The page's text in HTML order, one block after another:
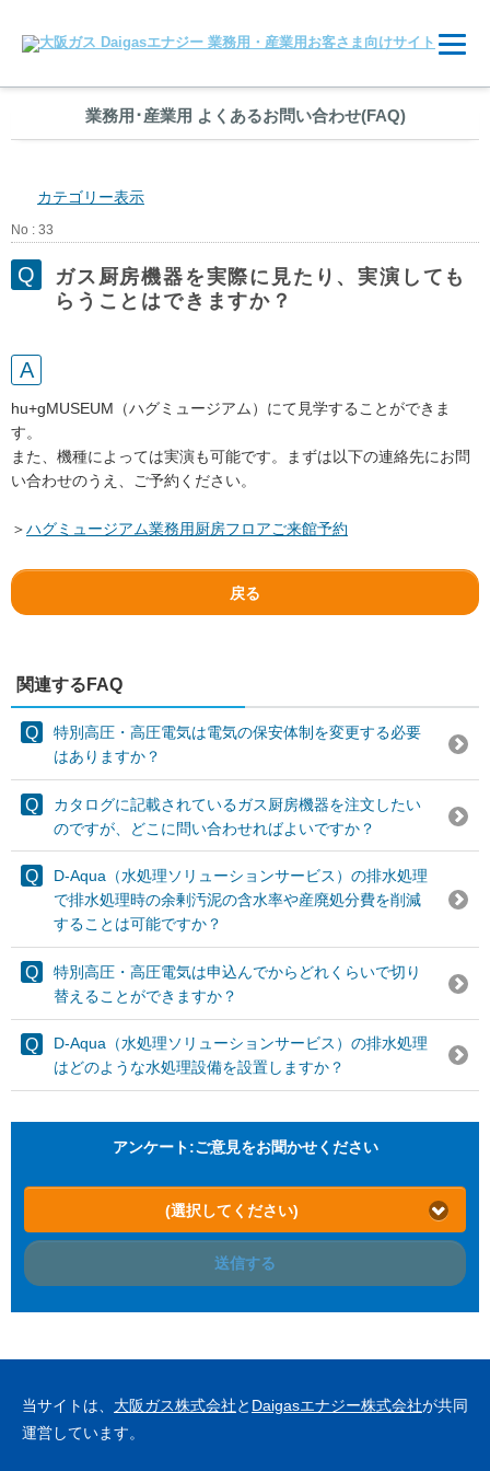
業務用 ･産業用 よくあるお問い合わせ(FAQ)
カテゴリー表示
No : 33
ガス厨房機器を実際に見たり、実演しても
らうことはできますか？
hu+gMUSEUM（ハグミュージアム）にて見学することができま
す。
また、機種によっては実演も可能です。まずは以下の連絡先にお問
い合わせのうえ、ご予約ください。
＞ハグミュージアム業務用厨房フロアご来館予約
戻る
関連するFAQ
特別高圧・高圧電気は電気の保安体制を変更する必要
はありますか？
カタログに記載されているガス厨房機器を注文したい
のですが、どこに問い合わせればよいですか？
D-Aqua（水処理ソリューションサービス）の排水処理
で排水処理時の余剰汚泥の含水率や産廃処分費を削減
することは可能ですか？
特別高圧・高圧電気は申込んでからどれくらいで切り
替えることができますか？
D-Aqua（水処理ソリューションサービス）の排水処理
はどのような水処理設備を設置しますか？
アンケート:ご意見をお聞かせください
(選択してください)
送信する
当サイトは、 大阪ガス株式会社と Daigasエナジー株式会社が共同
運営しています。